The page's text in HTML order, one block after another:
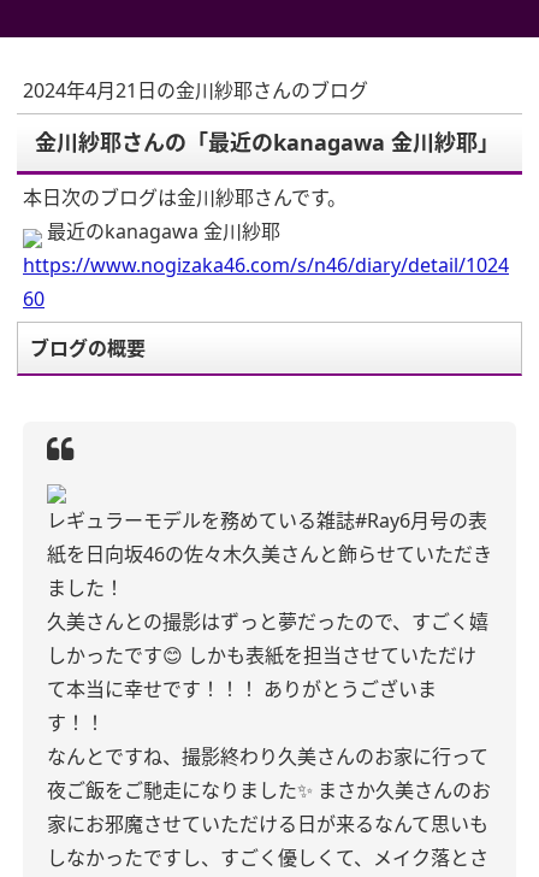
2024年4月21日の金川紗耶さんのブログ
金川紗耶さんの「最近のkanagawa 金川紗耶」
本日次のブログは金川紗耶さんです。
最近のkanagawa 金川紗耶
https://www.nogizaka46.com/s/n46/diary/detail/1024
60
ブログの概要
レギュラーモデルを務めている雑誌#Ray6月号の表
紙を日向坂46の佐々木久美さんと飾らせていただき
ました！
久美さんとの撮影はずっと夢だったので、すごく嬉
しかったです😊 しかも表紙を担当させていただけ
て本当に幸せです！！！ ありがとうございま
す！！
なんとですね、撮影終わり久美さんのお家に行って
夜ご飯をご馳走になりました✨ まさか久美さんのお
家にお邪魔させていただける日が来るなんて思いも
しなかったですし、すごく優しくて、メイク落とさ